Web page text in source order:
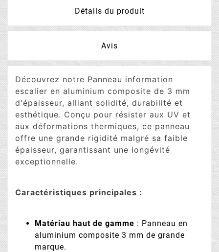
Détails du produit
Avis
Découvrez notre Panneau information
escalier en aluminium composite de 3 mm
d'épaisseur, alliant solidité, durabilité et
esthétique. Conçu pour résister aux UV et
aux déformations thermiques, ce panneau
offre une grande rigidité malgré sa faible
épaisseur, garantissant une longévité
exceptionnelle.
Caractéristiques principales :
Matériau haut de gamme : Panneau en
aluminium composite 3 mm de grande
marque.